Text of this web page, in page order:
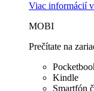
Viac informácií v
MOBI
Prečítate na
Kindle
Smartfón